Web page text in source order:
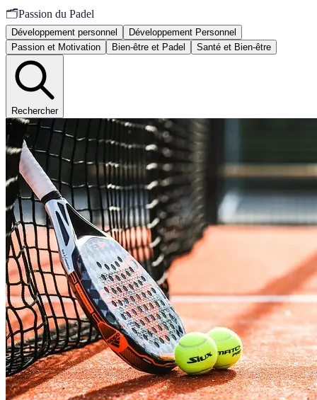
🗂️Passion du Padel
Développement personnel
Développement Personnel
Passion et Motivation
Bien-être et Padel Santé et Bien-être
Rechercher